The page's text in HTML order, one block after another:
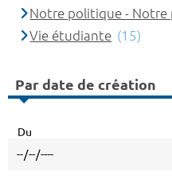
Notre politique - Notre
Vie étudiante (15)
Par date de création
Du